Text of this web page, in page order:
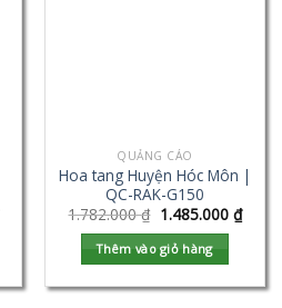
QUẢNG CÁO
Hoa tang Huyện Hóc Môn |
QC-RAK-G150
1.782.000₫ 1.485.000 ₫
Thêm vào giỏ hàng